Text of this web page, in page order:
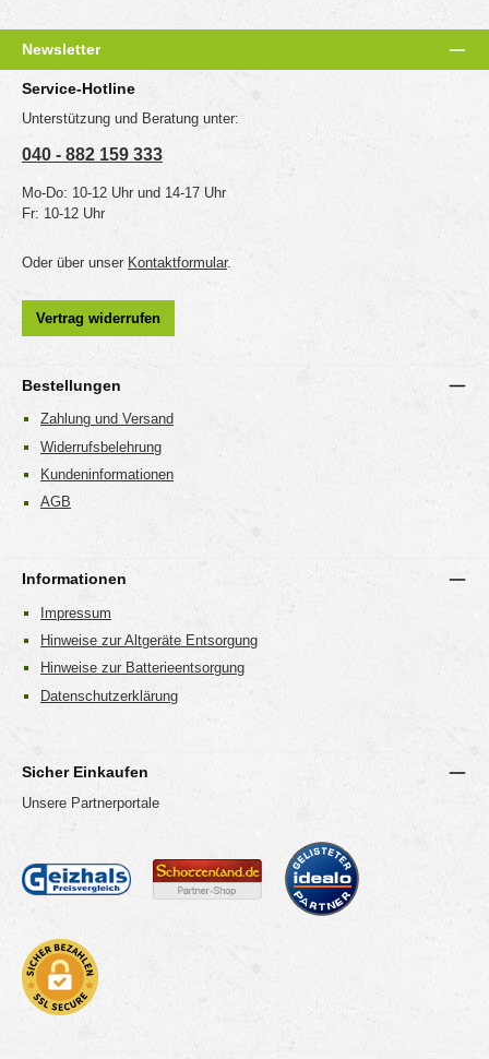
Newsletter
Service-Hotline
Unterstützung und Beratung unter:
040 - 882 159 333
Mo-Do: 10-12 Uhr und 14-17 Uhr
Fr: 10-12 Uhr
Oder über unser Kontaktformular.
Vertrag widerrufen
Bestellungen
Zahlung und Versand
Widerrufsbelehrung
Kundeninformationen
AGB
Informationen
Impressum
Hinweise zur Altgeräte Entsorgung
Hinweise zur Batterieentsorgung
Datenschutzerklärung
Sicher Einkaufen
Unsere Partnerportale